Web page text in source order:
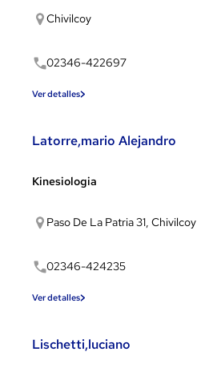
Chivilcoy
02346-422697
Ver detalles
Latorre,mario Alejandro
Kinesiologia
Paso De La Patria 31, Chivilcoy
02346-424235
Ver detalles
Lischetti,luciano